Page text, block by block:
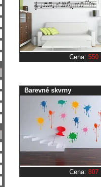
Cena: 550
Barevné skvrny
Cena: 807